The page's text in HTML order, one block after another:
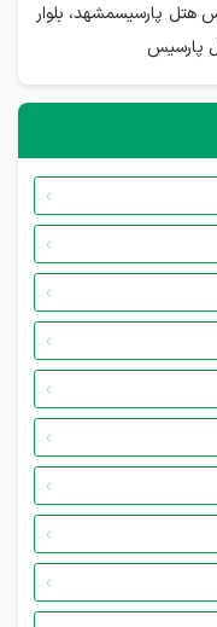
هتل پارسیسمشهد، بلوار
پارسيس